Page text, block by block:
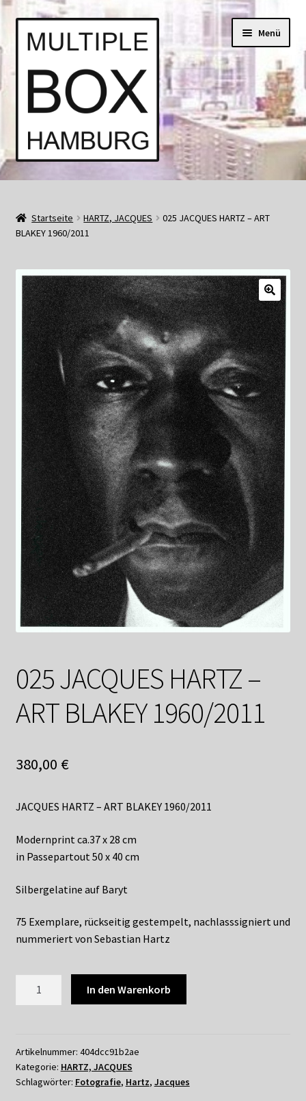
Zur
Navigation
Springe
zum
Menü
Start
AGB
Bücher und Kataloge
Datenschutzerklärung
Impressum
Kasse
Linkliste
Mein Konto
Mitglieder
Newsletter
Newsletter
Shop
Versandkosten / Lieferung
Warenkorb
Widerrufsbelehrung
Startseite HARTZ, JACQUES
025 JACQUES HARTZ – ART
BLAKEY 1960/2011
025 JACQUES HARTZ –
ART BLAKEY 1960/2011
380,00 €
JACQUES HARTZ – ART BLAKEY 1960/2011
Modernprint ca.37 x 28 cm
in Passepartout 50 x 40 cm
Silbergelatine auf Baryt
75 Exemplare, rückseitig gestempelt, nachlasssigniert und
nummeriert von Sebastian Hartz
ART
BLAKEY
1960/2011
In den Warenkorb
Artikelnummer: 404dcc91b2ae
Kategorie: HARTZ, JACQUES
Schlagwörter: Fotografie, Hartz, Jacques